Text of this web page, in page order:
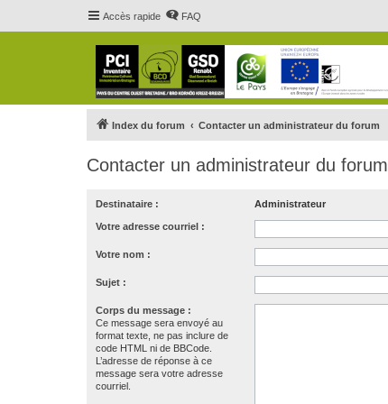
Accès rapide FAQ
Index du forum Contacter un administrateur du forum
Contacter un administrateur du forum
Destinataire : Administrateur
Votre adresse courriel :
Votre nom :
Sujet :
Corps du message :
Ce message sera envoyé au
format texte, ne pas inclure de
code HTML ni de BBCode.
L’adresse de réponse à ce
message sera votre adresse
courriel.